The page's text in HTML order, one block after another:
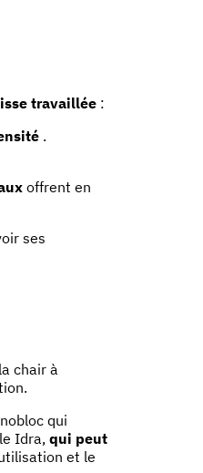
travaillée:
.
offrent en
ses
chair à
qui
Idra, qui peut
et le